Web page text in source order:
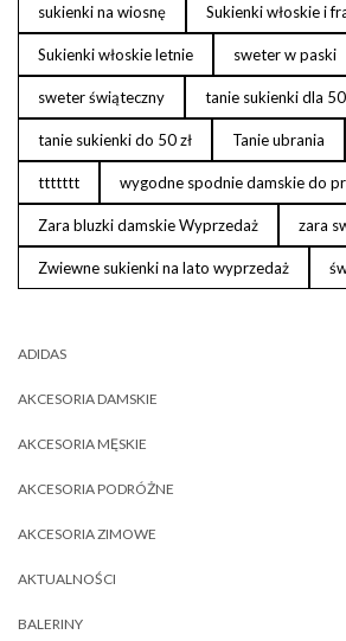
sukienki na wiosnę Sukienki włoskie i
Sukienki włoskie letnie sweter w paski
sweter świąteczny tanie sukienki dla
tanie sukienki do 50 zł Tanie ubrania
ttttttt wygodne spodnie damskie do
Zara bluzki damskie Wyprzedaż zara
Zwiewne sukienki na lato wyprzedaż
ADIDAS
AKCESORIA DAMSKIE
AKCESORIA MĘSKIE
AKCESORIA PODRÓŻNE
AKCESORIA ZIMOWE
AKTUALNOŚCI
BALERINY